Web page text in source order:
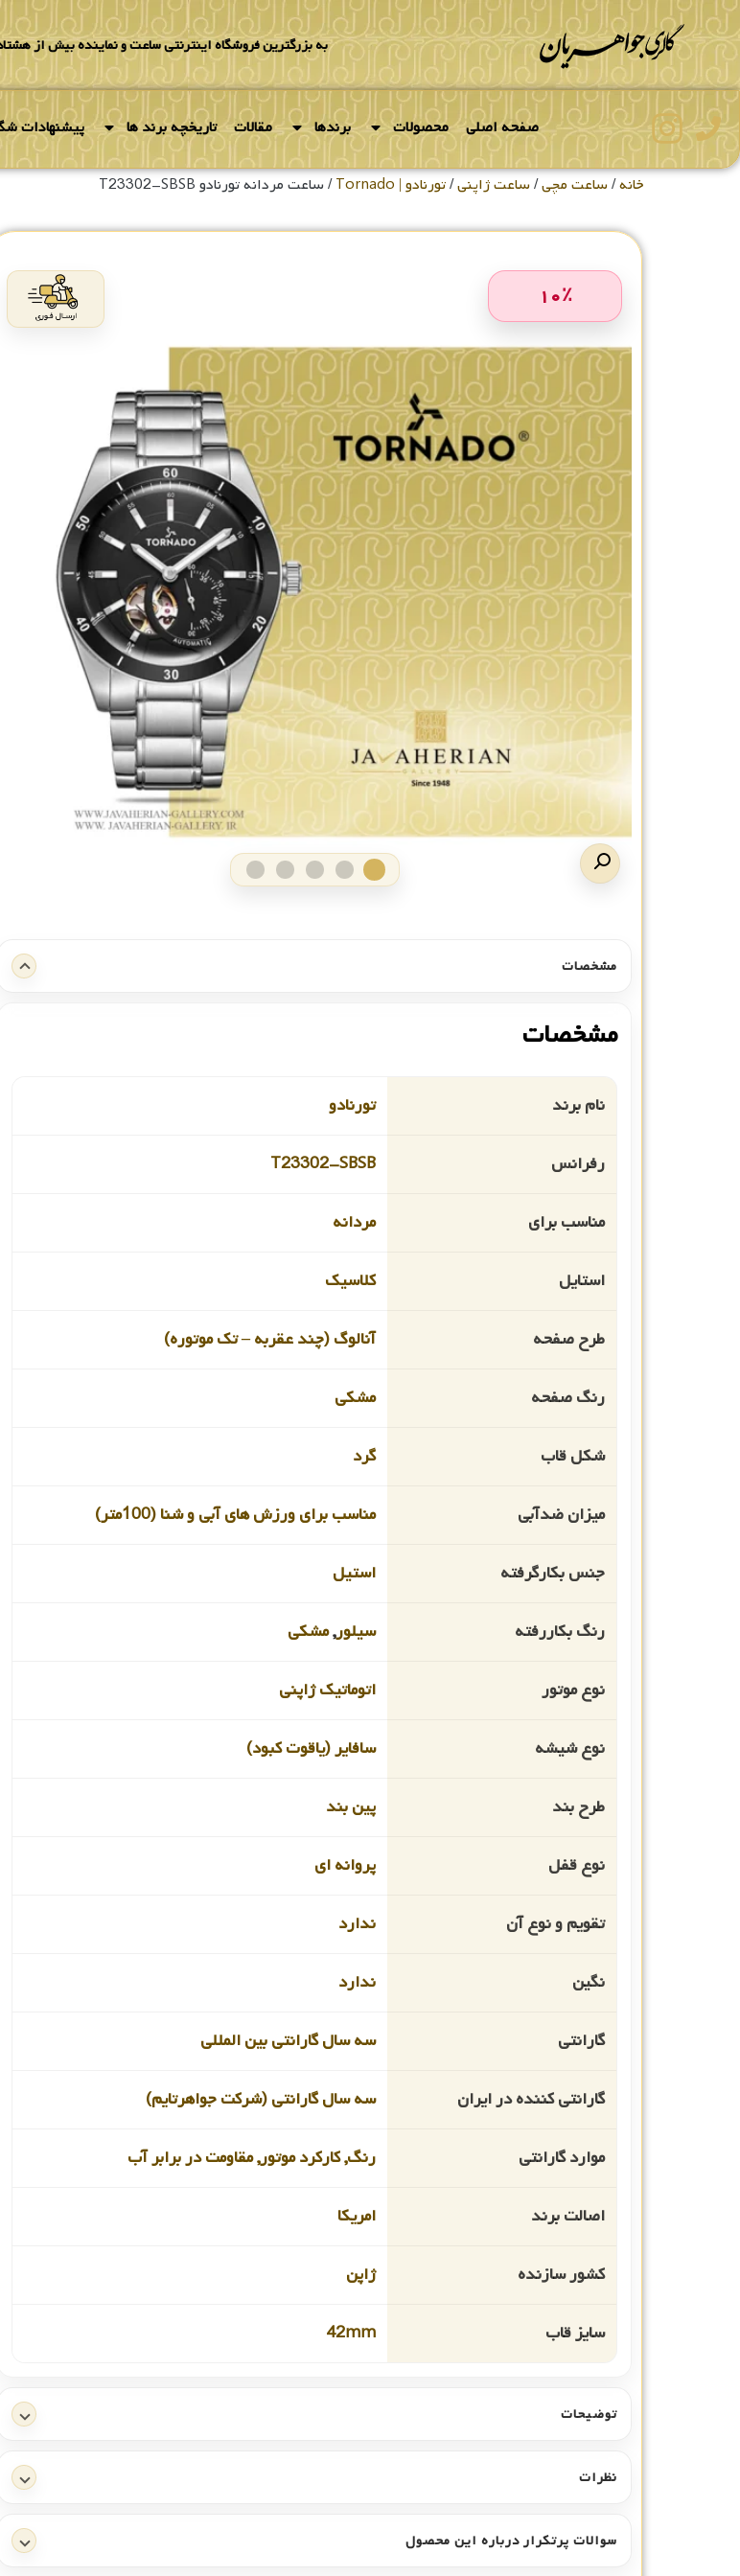
به بزرگترین فروشگاه اینترنتی ساعت و نماینده بیش از
صفحه اصلی محصولات برندها مقالات تاریخچه برند ها پیشنهادات
خانه/ساعت مچی/ساعت ژاپنی/تورنادو | Tornado / ساعت مردانه تورنادو T23302-SBSB
۱۰٪
مشخصات
مشخصات
نام برند تورنادو
رفرانس T23302-SBSB
مناسب برای مردانه
استایل کلاسیک
طرح صفحه آنالوگ (چند عقربه – تک موتوره)
رنگ صفحه مشکی
شکل قاب گرد
میزان ضدآبی مناسب برای ورزش های آبی و شنا (100متر)
جنس بکارگرفته استیل
رنگ بکاررفته سیلور,مشکی
نوع موتور اتوماتیک ژاپنی
نوع شیشه سافایر (یاقوت کبود)
طرح بند پین بند
نوع قفل پروانه ای
تقویم و نوع آن ندارد
نگین ندارد
گارانتی سه سال گارانتی بین المللی
گارانتی کننده در ایران سه سال گارانتی (شرکت جواهرتایم)
موارد گارانتی رنگ, کارکرد موتور, مقاومت در برابر آب
اصالت برند امریکا
کشور سازنده ژاپن
سایز قاب 42mm
توضیحات
نظرات
سوالات پرتکرار درباره این محصول